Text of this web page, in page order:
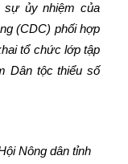
sự ủy nhiệm của
(CDC) phối hợp
tổ chức lớp tập
Dân tộc thiểu số
Nông dân tỉnh